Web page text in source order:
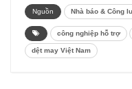
Nguồn Nhà báo & Công
công nghiệp hỗ trợ
dệt may Việt Nam